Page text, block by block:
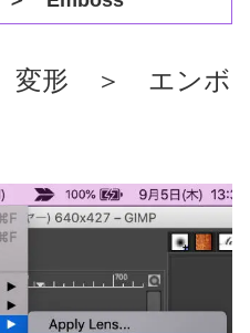
変形 ＞ エンボ